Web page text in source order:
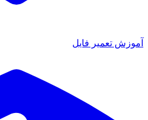
آموزش تعمیر فایل